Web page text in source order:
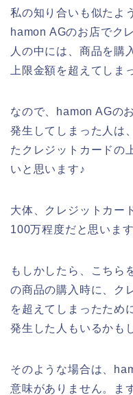
私の知り合いも似たよ
hamon AGのお店でク
人の中には、商品を購
上限金額を超えてしま
なので、hamon AGの
発生してしまった人は
たクレジットカードの
いと思います♪
大体、クレジットカー
100万程度だと思いま
もしかしたら、こちら
の商品の購入時に、ク
を超えてしまったため
発生した人もいるかも
そのような場合は、
意味がありません。ま